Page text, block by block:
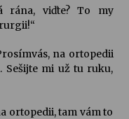
rána, viďte? To my
na ortopedii
Sešijte mi už tu ruku,
ortopedii, tam vám to